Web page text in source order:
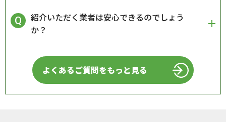
紹介いただく業者は安心できるのでしょう
か？
よくあるご質問をもっと見る